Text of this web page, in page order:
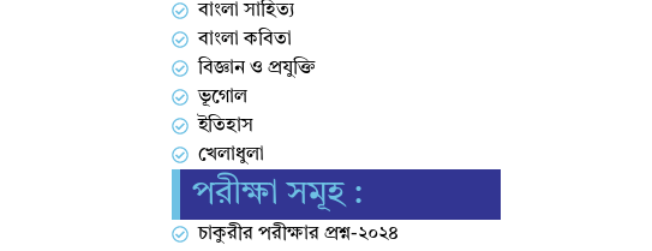
বাংলা সাহিত্য
বাংলা কবিতা
বিজ্ঞান ও প্রযুক্তি
ভূগোল
ইতিহাস
খেলাধুলা
পরীক্ষা সমূহ :
চাকুরীর পরীক্ষার প্রশ্ন-২০২৪